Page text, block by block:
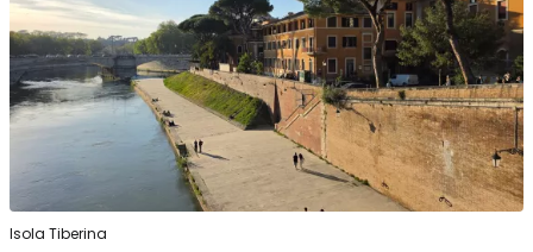
Isola Tiberina